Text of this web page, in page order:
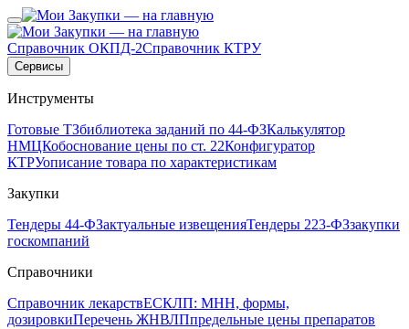
Справочник ОКПД-2Справочник КТРУ
Сервисы
Инструменты
Готовые ТЗбиблиотека заданий по 44-ФЗКалькулятор
НМЦКобоснование цены по ст. 22Конфигуратор
КТРУописание товара по характеристикам
Закупки
Тендеры 44-ФЗактуальные извещенияТендеры 223-ФЗзакупки
госкомпаний
Справочники
Справочник лекарствЕСКЛП: МНН, формы,
дозировкиПеречень ЖНВЛПпредельные цены препаратов